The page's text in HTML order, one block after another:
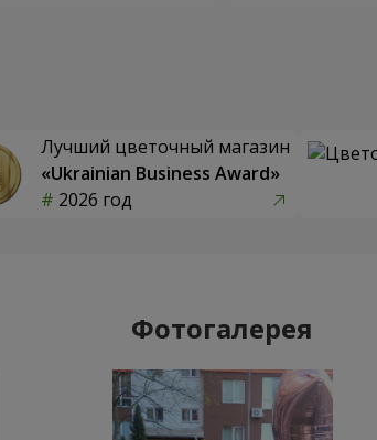
Лучший цветочный магазин
«Ukrainian Business Award»
2026 год
Фотогалерея